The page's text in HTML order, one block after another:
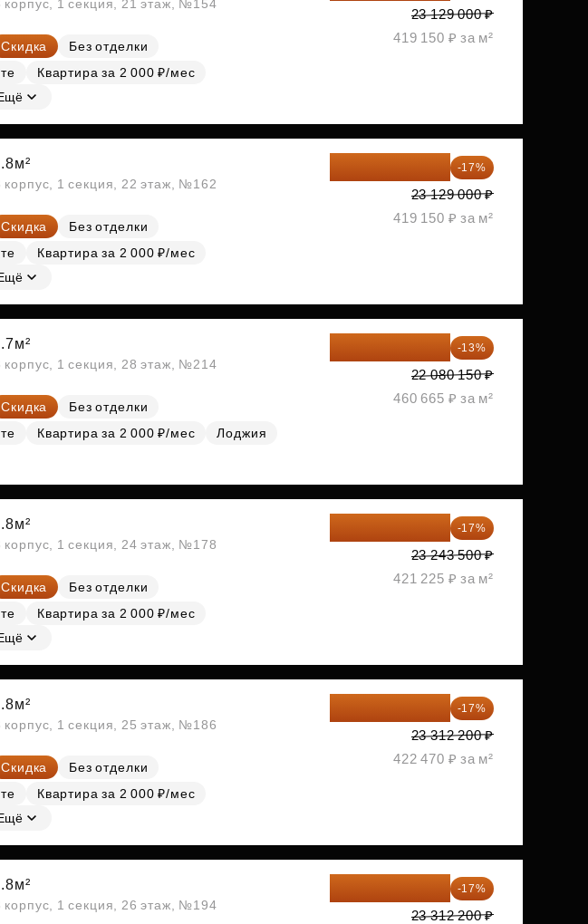
1 секция, 21 этаж, №154
Скидка
Без отделки
Квартира за 2 000 ₽/мес
23 129 000 ₽
419 150 ₽ за м²
1 секция, 22 этаж, №162
Скидка
Без отделки
Квартира за 2 000 ₽/мес
-17%
23 129 000 ₽
419 150 ₽ за м²
1 секция, 28 этаж, №214
Скидка
Без отделки
Квартира за 2 000 ₽/мес
Лоджия
-13%
22 080 150 ₽
460 665 ₽ за м²
1 секция, 24 этаж, №178
Скидка
Без отделки
Квартира за 2 000 ₽/мес
-17%
23 243 500 ₽
421 225 ₽ за м²
1 секция, 25 этаж, №186
Скидка
Без отделки
Квартира за 2 000 ₽/мес
-17%
23 312 200 ₽
422 470 ₽ за м²
1 секция, 26 этаж, №194
-17%
23 312 200 ₽